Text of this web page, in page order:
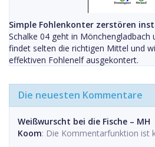
Simple Fohlenkonter zerstören
Schalke 04 geht in
findet selten die richtigen Mittel und
effektiven Fohlenelf ausgekontert.
Die neuesten Kommentare
Weißwurscht bei die Fische – MH
Koom: Die Kommentarfunktion ist